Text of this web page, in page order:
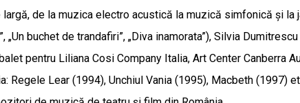
de la muzica electro acustică la muzică simfonică și
buchet de trandafiri”, „Diva inamorata”), Silvia
pentru Liliana Cosi Company Italia, Art Center Canberra
Regele Lear (1994), Unchiul Vania (1995), Macbeth (1997)